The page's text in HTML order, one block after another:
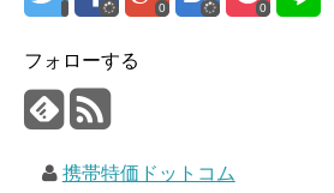
0 0
フォローする
携帯特価ドットコム